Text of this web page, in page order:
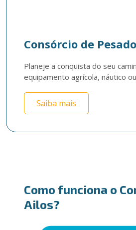
Consórcio de
Planeje a conquista do seu
equipamento agrícola, náutico
Saiba mais
Como funciona o
Ailos?